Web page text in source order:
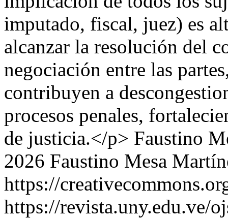
imputado, fiscal, juez) es
alcanzar la resolución del
negociación entre las
contribuyen a
procesos penales,
de justicia.</p> Faustino
2026 Faustino Mesa
https://
https://revista.uny.edu.ve/